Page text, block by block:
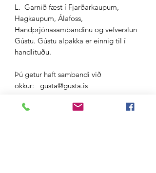
L. Garnið fæst í Fjarðarkaupum,
Hagkaupum, Álafoss,
Handprjónasambandinu og vefverslun
Gústu. Gústu alpakka er einnig til í
handlituðu.
Þú getur haft sambandi við
okkur: gusta@gusta.is